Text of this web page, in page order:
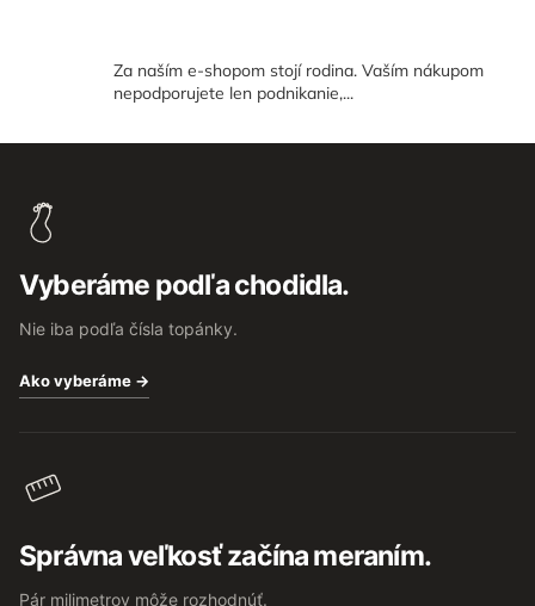
Za naším e-shopom stojí rodina. Vaším nákupom
nepodporujete len podnikanie,...
Vyberáme podľa chodidla.
Nie iba podľa čísla topánky.
Ako vyberáme →
Správna veľkosť začína meraním.
Pár milimetrov môže rozhodnúť.